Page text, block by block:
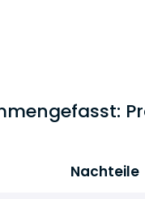
Nachteile